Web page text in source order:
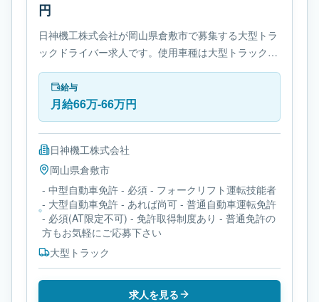
円
日神機工株式会社が岡山県倉敷市で募集する大型トラ
ックドライバー求人です。使用車種は大型トラックで
す。勤務時間は- 休憩時間: 60分です。必要免許は- 中
型自動車免許です。
給与
月給66万-66万円
日神機工株式会社
岡山県倉敷市
- 中型自動車免許 - 必須 - フォークリフト運転技能者
- 大型自動車免許 - あれば尚可 - 普通自動車運転免許
- 必須(AT限定不可) - 免許取得制度あり - 普通免許の
方もお気軽にご応募下さい
大型トラック
求人を見る